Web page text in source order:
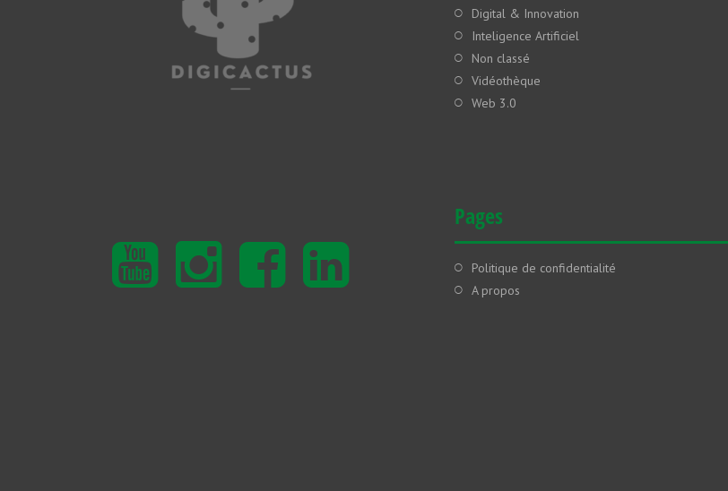
Youtube Instagram Facebook Linkedin
Digital & Innovation
Inteligence Artificiel
Non classé
Vidéothèque
Web 3.0
Pages
Politique de confidentialité
A propos